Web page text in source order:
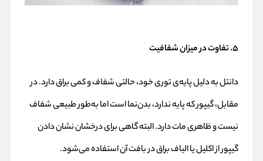
۵. تفاوت در میزان شفافیت
دانتل به دلیل پایه‌ی توری خود، حالتی شفاف و کمی براق دارد. در
مقابل، گیپور که پایه ندارد، بدن‌نما است اما به‌طور طبیعی شفاف
نیست و ظاهری مات دارد. البته گاهی برای درخشان‌ نشان دادن
گیپور از اکلیل یا الیاف براق در بافت آن استفاده می‌شود.